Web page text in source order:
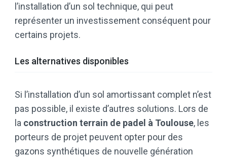
l’installation d’un sol technique, qui peut
représenter un investissement conséquent pour
certains projets.
Les alternatives disponibles
Si l’installation d’un sol amortissant complet n’est
pas possible, il existe d’autres solutions. Lors de
la construction terrain de padel à Toulouse, les
porteurs de projet peuvent opter pour des
gazons synthétiques de nouvelle génération